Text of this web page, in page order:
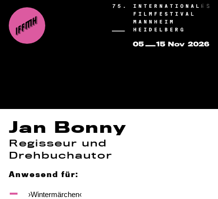
Jan Bonny
Regisseur und
Drehbuchautor
Anwesend für:
›Wintermärchen‹